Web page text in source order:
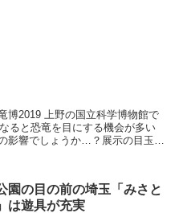
博2019 上野の国立科学博物館で
ると恐竜を目にする機会が多い
影響でしょうか…？展示の目玉は
園の目の前の埼玉「みさと
は遊具が充実